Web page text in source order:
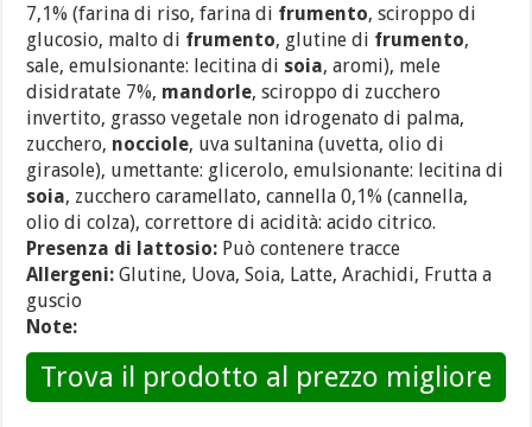
7,1% (farina di riso, farina di frumento, sciroppo di
glucosio, malto di frumento, glutine di frumento,
sale, emulsionante: lecitina di soia, aromi), mele
disidratate 7%, mandorle, sciroppo di zucchero
invertito, grasso vegetale non idrogenato di palma,
zucchero, nocciole, uva sultanina (uvetta, olio di
girasole), umettante: glicerolo, emulsionante: lecitina di
soia, zucchero caramellato, cannella 0,1% (cannella,
olio di colza), correttore di acidità: acido citrico.
Presenza di lattosio: Può contenere tracce
Allergeni: Glutine, Uova, Soia, Latte, Arachidi, Frutta a
guscio
Note:
Trova il prodotto al prezzo migliore